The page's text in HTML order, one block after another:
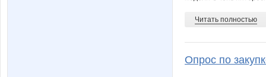
Читать полностью
Опрос по